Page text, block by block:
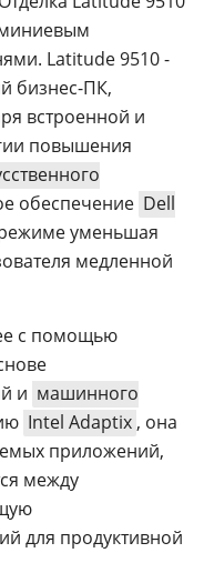
Latitude 9510 -
бизнес-ПК,
встроенной и
повышения
обеспечение Dell
уменьшая
медленной
с помощью
и машинного
Intel Adaptix , она
приложений,
между
для продуктивной